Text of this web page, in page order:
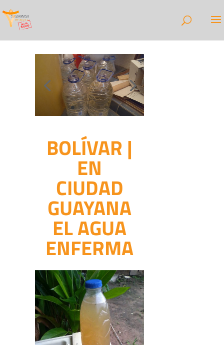
BOLÍVAR |
EN
CIUDAD
GUAYANA
EL AGUA
ENFERMA